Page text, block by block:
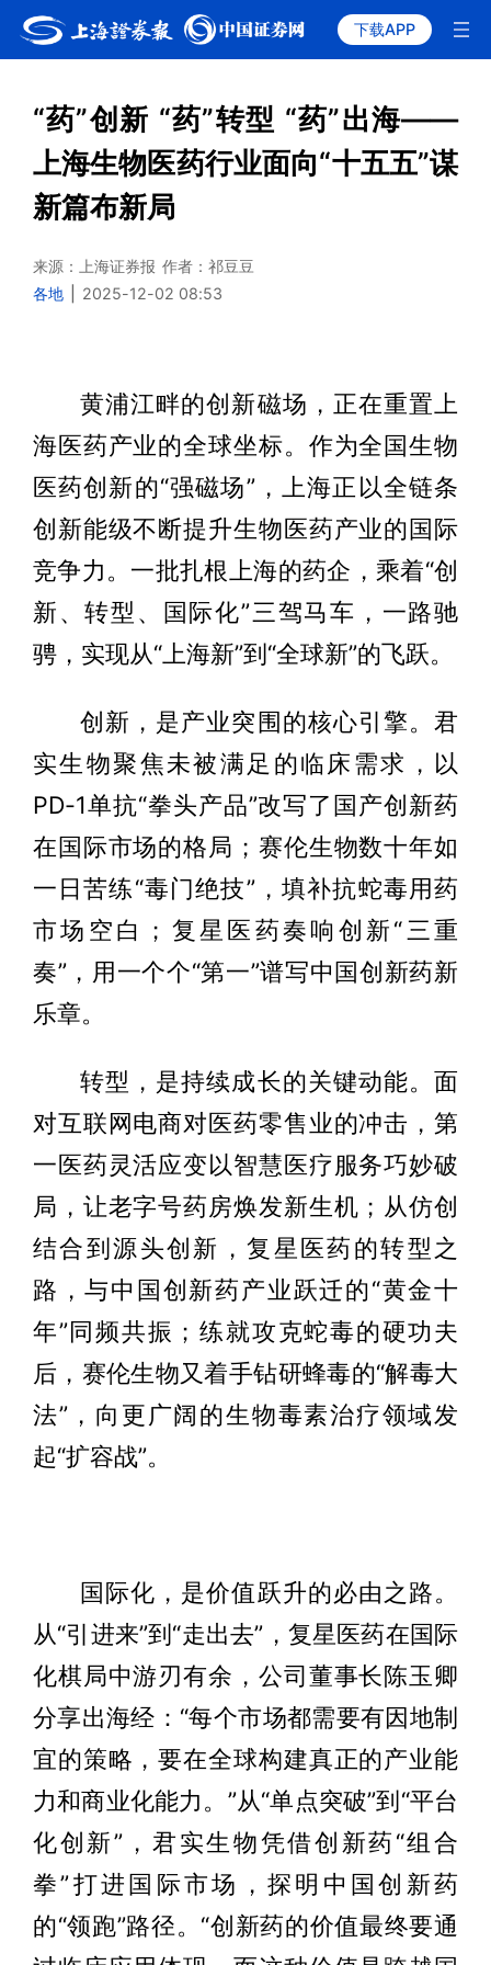
下载APP
“药”创新 “药”转型 “药”出海——
上海生物医药行业面向“十五五”谋
新篇布新局
来源：上海证券报 作者：祁豆豆
各地
2025-12-02 08:53
黄浦江畔的创新磁场，正在重置上
海医药产业的全球坐标。作为全国生物
医药创新的“强磁场”，上海正以全链条
创新能级不断提升生物医药产业的国际
竞争力。一批扎根上海的药企，乘着“创
新、转型、国际化”三驾马车，一路驰
骋，实现从“上海新”到“全球新”的飞跃。
创新，是产业突围的核心引擎。君
实生物聚焦未被满足的临床需求，以
PD-1单抗“拳头产品”改写了国产创新药
在国际市场的格局；赛伦生物数十年如
一日苦练“毒门绝技”，填补抗蛇毒用药
市场空白；复星医药奏响创新“三重
奏”，用一个个“第一”谱写中国创新药新
乐章。
转型，是持续成长的关键动能。面
对互联网电商对医药零售业的冲击，第
一医药灵活应变以智慧医疗服务巧妙破
局，让老字号药房焕发新生机；从仿创
结合到源头创新，复星医药的转型之
路，与中国创新药产业跃迁的“黄金十
年”同频共振；练就攻克蛇毒的硬功夫
后，赛伦生物又着手钻研蜂毒的“解毒大
法”，向更广阔的生物毒素治疗领域发
起“扩容战”。
国际化，是价值跃升的必由之路。
从“引进来”到“走出去”，复星医药在国际
化棋局中游刃有余，公司董事长陈玉卿
分享出海经：“每个市场都需要有因地制
宜的策略，要在全球构建真正的产业能
力和商业化能力。”从“单点突破”到“平台
化创新”，君实生物凭借创新药“组合
拳”打进国际市场，探明中国创新药
的“领跑”路径。“创新药的价值最终要通